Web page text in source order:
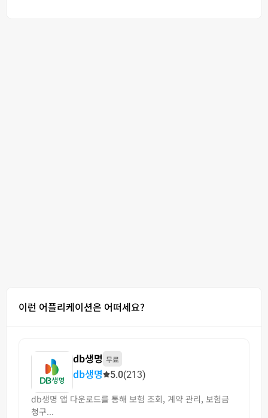
이런 어플리케이션은 어떠세요?
db생명 무료
db생명 5.0(213)
db생명 앱 다운로드를 통해 보험 조회, 계약 관리, 보험금
청구...